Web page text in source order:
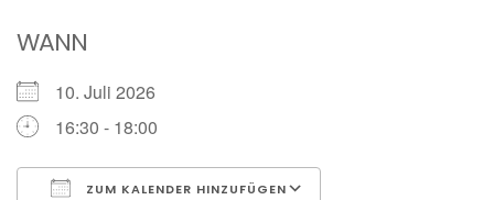
WANN
10. Juli 2026
16:30 - 18:00
ZUM KALENDER HINZUFÜGEN